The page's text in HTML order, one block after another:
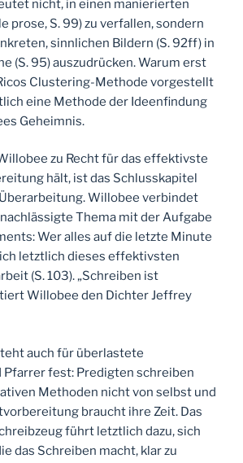
nicht, in einen manierierten
prose, S. 99) zu verfallen, sondern
sinnlichen Bildern (S. 92ff) in
(S. 95) auszudrücken. Warum erst
Clustering-Methode vorgestellt
eine Methode der Ideenfindung
Geheimnis.
zu Recht für das effektivste
hält, ist das Schlusskapitel
Willobee verbindet
Thema mit der Aufgabe
Wer alles auf die letzte Minute
letztlich dieses effektivsten
(S. 103). „Schreiben ist
Willobee den Dichter Jeffrey
auch für überlastete
Pfarrer fest: Predigten schreiben
Methoden nicht von selbst und
braucht ihre Zeit. Das
führt letztlich dazu, sich
das Schreiben macht, klar zu